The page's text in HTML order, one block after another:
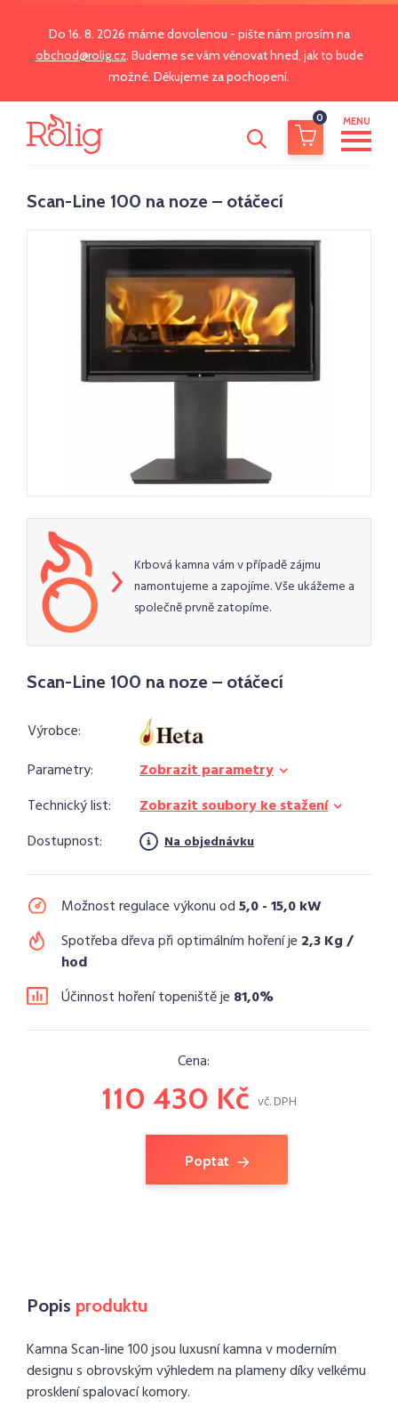
Do 16. 8. 2026 máme dovolenou - pište nám prosím na
obchod@rolig.cz. Budeme se vám věnovat hned, jak to bude
možné. Děkujeme za pochopení.
0 MENU
Scan-Line 100 na noze – otáčecí
Krbová kamna vám v případě zájmu
namontujeme a zapojíme. Vše ukážeme a
společně prvně zatopíme.
Scan-Line 100 na noze – otáčecí
Výrobce:
Parametry:
Zobrazit parametry
Technický list:
Zobrazit soubory ke stažení
Dostupnost:
Na objednávku
Možnost regulace výkonu od5,0 - 15,0 kW
Spotřeba dřeva při optimálním hoření je 2,3 Kg /
hod
Účinnost hoření topeniště je 81,0%
Cena:
110 430 Kč vč. DPH
Poptat
Popis produktu
Kamna Scan-line 100 jsou luxusní kamna v moderním
designu s obrovským výhledem na plameny díky velkému
prosklení spalovací komory.